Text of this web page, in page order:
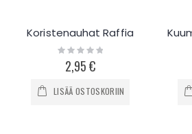
Koristenauhat Raffia
Rating:
0%2,95 €
LISÄÄ OSTOSKORIIN